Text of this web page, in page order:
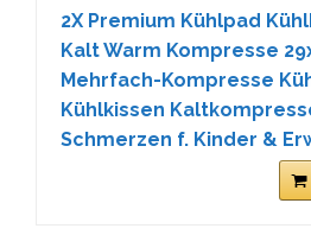
2X Premium Kühlpad
Kalt Warm Kompresse
Mehrfach-Kompresse
Kühlkissen
Schmerzen f. Kinder &